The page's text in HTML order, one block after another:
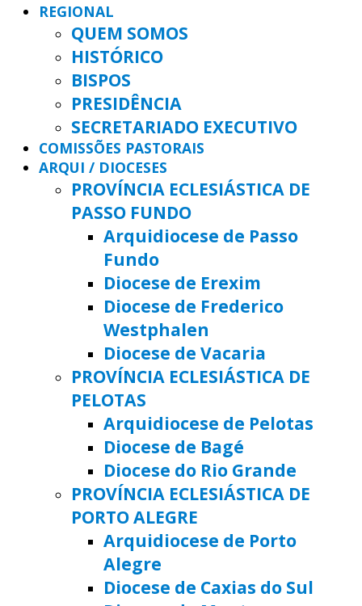
REGIONAL
QUEM SOMOS
HISTÓRICO
BISPOS
PRESIDÊNCIA
SECRETARIADO EXECUTIVO
COMISSÕES PASTORAIS
ARQUI / DIOCESES
PROVÍNCIA ECLESIÁSTICA DE
PASSO FUNDO
Arquidiocese de Passo
Fundo
Diocese de Erexim
Diocese de Frederico
Westphalen
Diocese de Vacaria
PROVÍNCIA ECLESIÁSTICA DE
PELOTAS
Arquidiocese de Pelotas
Diocese de Bagé
Diocese do Rio Grande
PROVÍNCIA ECLESIÁSTICA DE
PORTO ALEGRE
Arquidiocese de Porto
Alegre
Diocese de Caxias do Sul